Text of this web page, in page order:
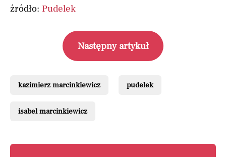
źródło: Pudelek
Następny artykuł
kazimierz marcinkiewicz pudelek
isabel marcinkiewicz